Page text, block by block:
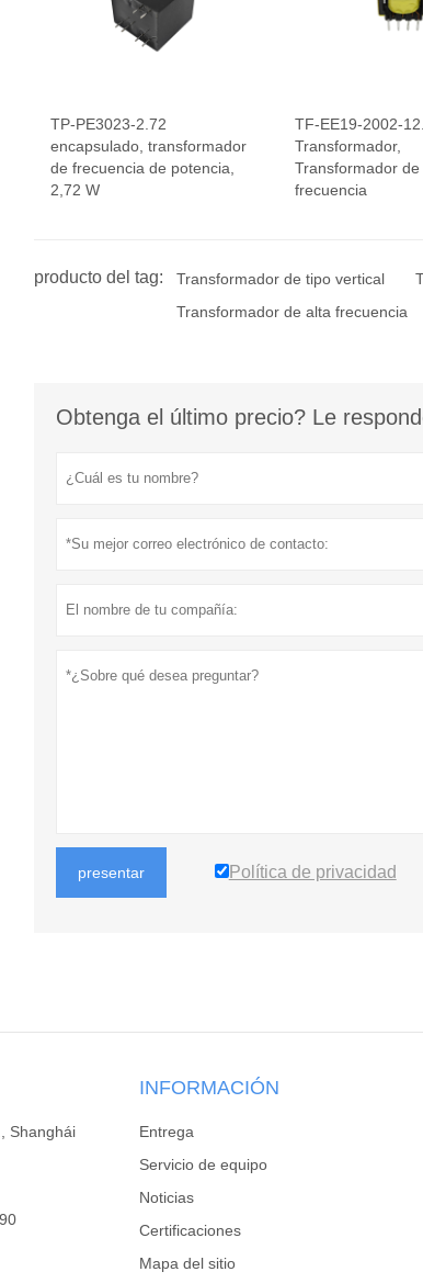
TP-PE3023-2.72
encapsulado, transformador
de frecuencia de potencia,
2,72 W
TF-EE19-2002-
Transformador,
Transformador de
frecuencia
producto del tag: Transformador de tipo vertical
Transformador de alta frecuencia
Obtenga el último precio? Le
presentar Política de privacidad
Shanghái
INFORMACIÓN
Entrega
Servicio de equipo
Noticias
Certificaciones
Mapa del sitio